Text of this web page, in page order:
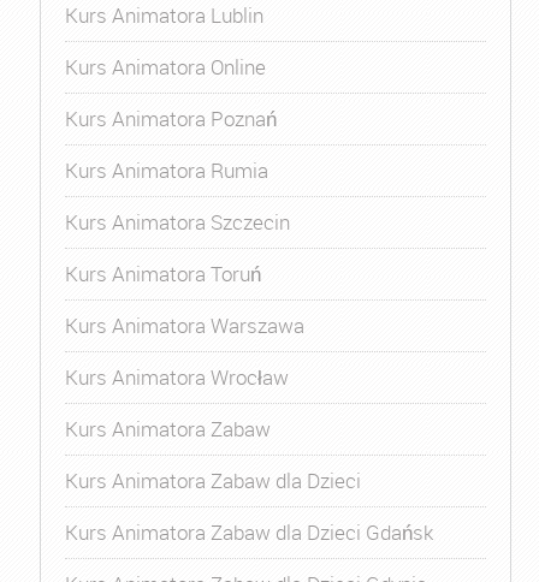
Kurs Animatora Lublin
Kurs Animatora Online
Kurs Animatora Poznań
Kurs Animatora Rumia
Kurs Animatora Szczecin
Kurs Animatora Toruń
Kurs Animatora Warszawa
Kurs Animatora Wrocław
Kurs Animatora Zabaw
Kurs Animatora Zabaw dla Dzieci
Kurs Animatora Zabaw dla Dzieci Gdańsk